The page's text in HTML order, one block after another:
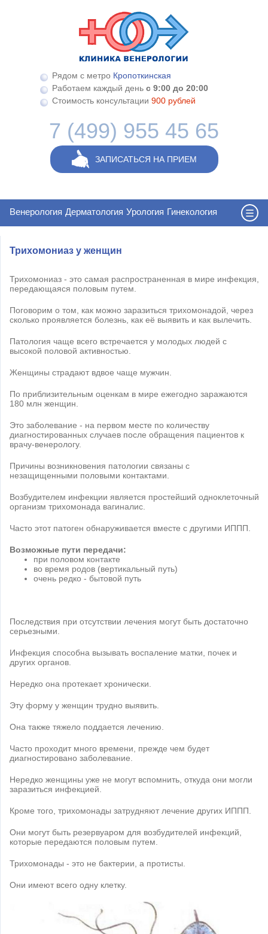
Рядом с метро Кропоткинская
Работаем каждый день с 9:00 до 20:00
Стоимость консультации 900 рублей
7 (499) 955 45 65
ЗАПИСАТЬСЯ НА ПРИЕМ
Венерология Дерматология Урология Гинекология
Трихомониаз у женщин
Трихомониаз - это самая распространенная в мире инфекция,
передающаяся половым путем.
Поговорим о том, как можно заразиться трихомонадой, через
сколько проявляется болезнь, как её выявить и как вылечить.
Патология чаще всего встречается у молодых людей с
высокой половой активностью.
Женщины страдают вдвое чаще мужчин.
По приблизительным оценкам в мире ежегодно заражаются
180 млн женщин.
Это заболевание - на первом месте по количеству
диагностированных случаев после обращения пациентов к
врачу-венерологу.
Причины возникновения патологии связаны с
незащищенными половыми контактами.
Возбудителем инфекции является простейший одноклеточный
организм трихомонада вагиналис.
Часто этот патоген обнаруживается вместе с другими ИППП.
Возможные пути передачи:
при половом контакте
во время родов (вертикальный путь)
очень редко - бытовой путь
Последствия при отсутствии лечения могут быть достаточно
серьезными.
Инфекция способна вызывать воспаление матки, почек и
других органов.
Нередко она протекает хронически.
Эту форму у женщин трудно выявить.
Она также тяжело поддается лечению.
Часто проходит много времени, прежде чем будет
диагностировано заболевание.
Нередко женщины уже не могут вспомнить, откуда они могли
заразиться инфекцией.
Кроме того, трихомонады затрудняют лечение других ИППП.
Они могут быть резервуаром для возбудителей инфекций,
которые передаются половым путем.
Трихомонады - это не бактерии, а протисты.
Они имеют всего одну клетку.